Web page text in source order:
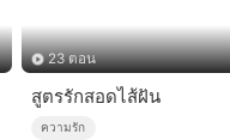
23 ตอน
สูตรรักสอดไส้ฝัน
ความรัก